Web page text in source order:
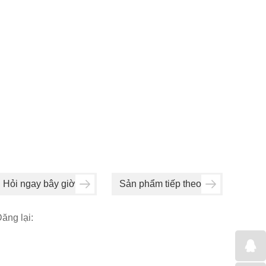
Hỏi ngay bây giờ Sản phẩm tiếp theo
lại: